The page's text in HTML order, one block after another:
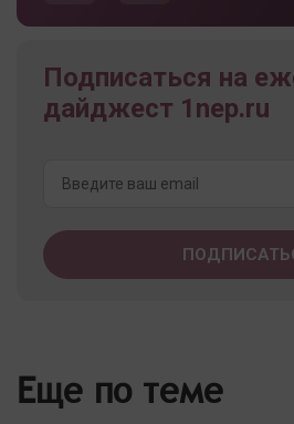
Подписаться на
дайджест 1nep.ru
Еще по теме